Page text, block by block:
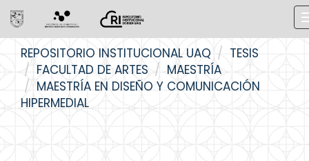
navigation
REPOSITORIO INSTITUCIONAL UAQ
TESIS
FACULTAD DE ARTES
MAESTRÍA
MAESTRÍA EN DISEÑO Y COMUNICACIÓN
HIPERMEDIAL